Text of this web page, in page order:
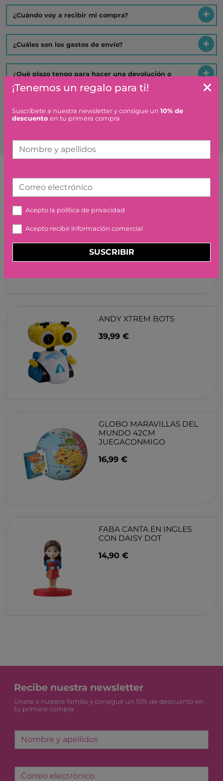
¿Cuándo voy a recibir mi compra?
¿Cuáles son los gastos de envío?
¿Qué plazo tengo para hacer una devolución o
Es un regalo ¿hacéis algo especial?
Artículos similares o que combinan
IMANIX TOBOGAN 4
ANDY XTREM BOTS
39,99 €
GLOBO MARAVILLAS DEL
MUNDO 42CM
JUEGACONMIGO
16,99 €
FABA CANTA EN INGLES
CON DAISY DOT
14,90 €
Recibe nuestra newsletter
Únete a nuestra familia y consigue un 10% de descuento en
tu primera compra
Nombre y apellidos
Correo electrónico
¡Tenemos un regalo para ti!
Suscríbete a nuestra newsletter y consigue un 10% de
descuento en tu primera compra
Nombre y apellidos
Correo electrónico
Acepto la política de privacidad
Acepto recibir información comercial
SUSCRIBIR